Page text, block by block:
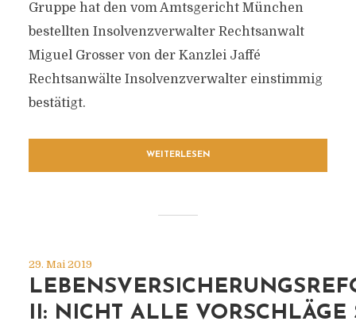
Gruppe hat den vom Amtsgericht München
bestellten Insolvenzverwalter Rechtsanwalt
Miguel Grosser von der Kanzlei Jaffé
Rechtsanwälte Insolvenzverwalter einstimmig
bestätigt.
WEITERLESEN
29. Mai 2019
II: NICHT ALLE VORSCHLÄGE